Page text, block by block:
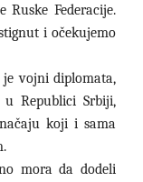
Federacije.
i očekujemo
je vojni diplomata,
Republici Srbiji,
koji i sama
mora da dodeli